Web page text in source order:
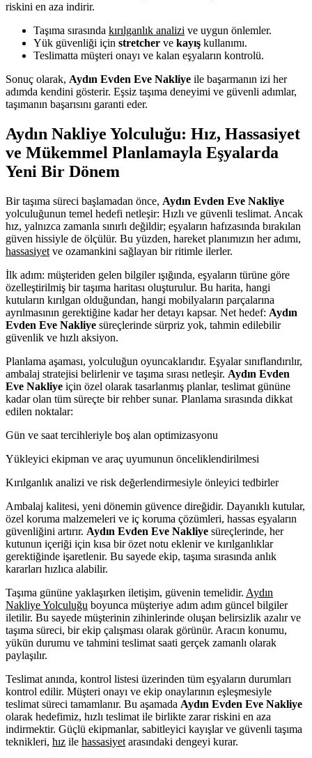
riskini en aza indirir.
Taşıma sırasında kırılganlık analizi ve uygun önlemler.
Yük güvenliği için stretcher ve kayış kullanımı.
Teslimatta müşteri onayı ve kalan eşyaların kontrolü.
Sonuç olarak, Aydın Evden Eve Nakliye ile başarmanın izi her
adımda kendini gösterir. Eşsiz taşıma deneyimi ve güvenli adımlar,
taşımanın başarısını garanti eder.
Aydın Nakliye Yolculuğu: Hız, Hassasiyet
ve Mükemmel Planlamayla Eşyalarda
Yeni Bir Dönem
Bir taşıma süreci başlamadan önce, Aydın Evden Eve Nakliye
yolculuğunun temel hedefi netleşir: Hızlı ve güvenli teslimat. Ancak
hız, yalnızca zamanla sınırlı değildir; eşyaların hafızasında bırakılan
güven hissiyle de ölçülür. Bu yüzden, hareket planımızın her adımı,
hassasiyet ve ozamankini sağlayan bir ritimle ilerler.
İlk adım: müşteriden gelen bilgiler ışığında, eşyaların türüne göre
özelleştirilmiş bir taşıma haritası oluşturulur. Bu harita, hangi
kutuların kırılgan olduğundan, hangi mobilyaların parçalarına
ayrılmasının gerektiğine kadar her detayı kapsar. Net hedef: Aydın
Evden Eve Nakliye süreçlerinde sürpriz yok, tahmin edilebilir
güvenlik ve hızlı aksiyon.
Planlama aşaması, yolculuğun oyuncaklarıdır. Eşyalar sınıflandırılır,
ambalaj stratejisi belirlenir ve taşıma sırası netleşir. Aydın Evden
Eve Nakliye için özel olarak tasarlanmış planlar, teslimat gününe
kadar olan tüm süreçte bir rehber sunar. Planlama sırasında dikkat
edilen noktalar:
Gün ve saat tercihleriyle boş alan optimizasyonu
Yükleyici ekipman ve araç uyumunun önceliklendirilmesi
Kırılganlık analizi ve risk değerlendirmesiyle önleyici tedbirler
Ambalaj kalitesi, yeni dönemin güvence direğidir. Dayanıklı kutular,
özel koruma malzemeleri ve iç koruma çözümleri, hassas eşyaların
güvenliğini artırır. Aydın Evden Eve Nakliye süreçlerinde, her
kutunun içeriği için kısa bir özet notu eklenir ve kırılganlıklar
gerektiğinde işaretlenir. Bu sayede ekip, taşıma sırasında anlık
kararları hızlıca alabilir.
Taşıma gününe yaklaşırken iletişim, güvenin temelidir. Aydın
Nakliye Yolculuğu boyunca müşteriye adım adım güncel bilgiler
iletilir. Bu sayede müşterinin zihinlerinde oluşan belirsizlik azalır ve
taşıma süreci, bir ekip çalışması olarak görünür. Aracın konumu,
yükün durumu ve tahmini teslimat saati gerçek zamanlı olarak
paylaşılır.
Teslimat anında, kontrol listesi üzerinden tüm eşyaların durumları
kontrol edilir. Müşteri onayı ve ekip onaylarının eşleşmesiyle
teslimat süreci tamamlanır. Bu aşamada Aydın Evden Eve Nakliye
olarak hedefimiz, hızlı teslimat ile birlikte zarar riskini en aza
indirmektir. Güçlü ekipmanlar, sabitleyici kayışlar ve güvenli taşıma
teknikleri, hız ile hassasiyet arasındaki dengeyi kurar.